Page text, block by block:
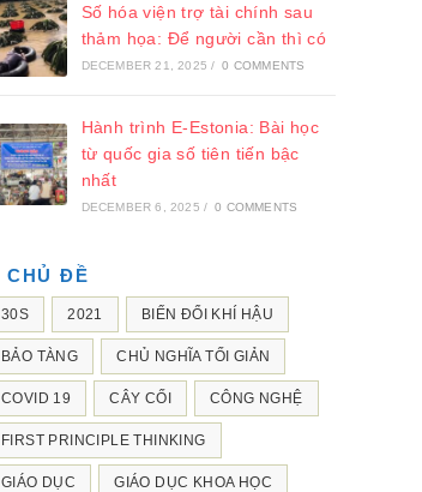
Số hóa viện trợ tài chính sau
thảm họa: Để người cần thì có
DECEMBER 21, 2025 / 0 COMMENTS
Hành trình E-Estonia: Bài học
từ quốc gia số tiên tiến bậc
nhất
DECEMBER 6, 2025 / 0 COMMENTS
CHỦ ĐỀ
30S 2021 BIẾN ĐỔI KHÍ HẬU
BẢO TÀNG CHỦ NGHĨA TỐI GIẢN
COVID 19 CÂY CỐI CÔNG NGHỆ
FIRST PRINCIPLE THINKING
GIÁO DỤC GIÁO DỤC KHOA HỌC